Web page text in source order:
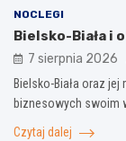
NOCLEGI
Bielsko-Biała i
7 sierpnia 2026
Bielsko-Biała oraz
biznesowych swoim
Czytaj dalej